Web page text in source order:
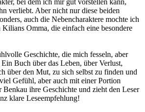
bei dem ich mir gut vorstellen kann,
verliebt. Aber nicht nur diese beiden
auch die Nebencharaktere mochte ich
Kilians Omma, die einfach eine besondere
Geschichte, die mich fesseln, aber
Buch über das Leben, über Verlust,
über den Mut, zu sich selbst zu finden und
Gefühl, aber auch mit einer Portion
ihre Geschichte und zieht den Leser
klare Leseempfehlung!